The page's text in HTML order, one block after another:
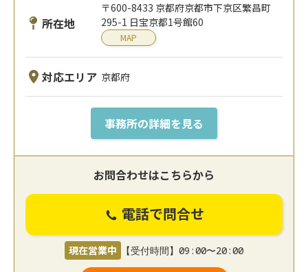
所在地
〒600-8433 京都府京都市下京区繁昌町
295-1 日宝京都1号館60
MAP
対応エリア 京都府
事務所の詳細を見る
お問合わせはこちらから
電話で問合せ
現在営業中 【受付時間】09:00〜20:00